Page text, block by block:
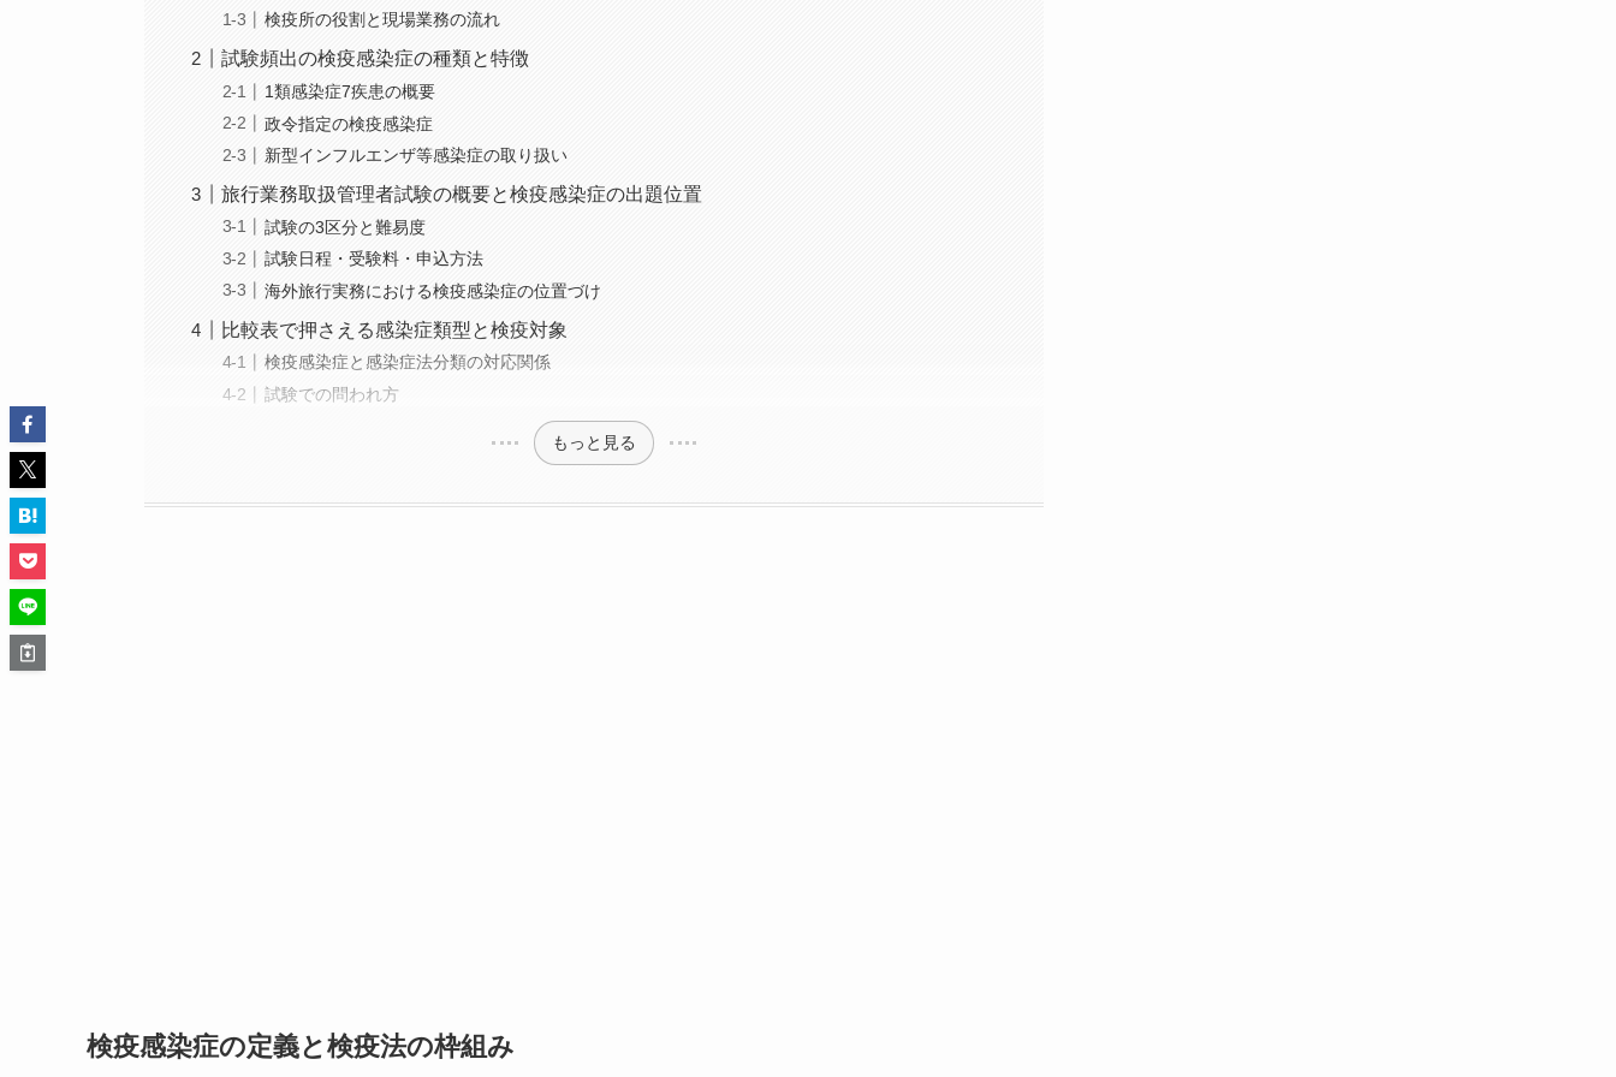
検疫所の役割と現場業務の流れ
試験頻出の検疫感染症の種類と特徴
1類感染症7疾患の概要
政令指定の検疫感染症
新型インフルエンザ等感染症の取り扱い
旅行業務取扱管理者試験の概要と検疫感染症の出題位置
試験の3区分と難易度
試験日程・受験料・申込方法
海外旅行実務における検疫感染症の位置づけ
比較表で押さえる感染症類型と検疫対象
検疫感染症と感染症法分類の対応関係
試験での問われ方
もっと見る
検疫感染症の定義と検疫法の枠組み